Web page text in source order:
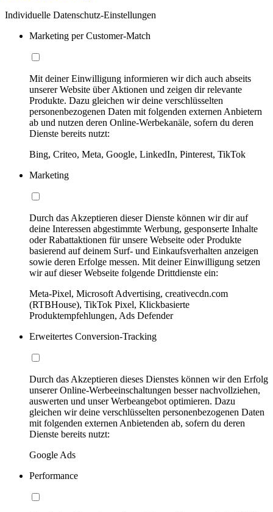
Individuelle Datenschutz-Einstellungen
Marketing per Customer-Match
Mit deiner Einwilligung informieren wir dich auch abseits
unserer Website über Aktionen und zeigen dir relevante
Produkte. Dazu gleichen wir deine verschlüsselten
personenbezogenen Daten mit folgenden externen Anbietern
ab und nutzen deren Online-Werbekanäle, sofern du deren
Dienste bereits nutzt:
Bing, Criteo, Meta, Google, LinkedIn, Pinterest, TikTok
Marketing
Durch das Akzeptieren dieser Dienste können wir dir auf
deine Interessen abgestimmte Werbung, gesponserte Inhalte
oder Rabattaktionen für unsere Webseite oder Produkte
basierend auf deinem Surf- und Einkaufsverhalten anzeigen
sowie deren Erfolge messen. Mit deiner Einwilligung setzen
wir auf dieser Webseite folgende Drittdienste ein:
Meta-Pixel, Microsoft Advertising, creativecdn.com
(RTBHouse), TikTok Pixel, Klickbasierte
Produktempfehlungen, Ads Defender
Erweitertes Conversion-Tracking
Durch das Akzeptieren dieses Dienstes können wir den Erfolg
unserer Online-Werbeeinschaltungen besser nachvollziehen,
auswerten und unser Werbeangebot optimieren. Dazu
gleichen wir deine verschlüsselten personenbezogenen Daten
mit folgenden externen Anbietenden ab, sofern du deren
Dienste bereits nutzt:
Google Ads
Performance